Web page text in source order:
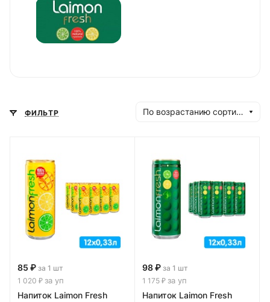
ФИЛЬТР По возрастанию сортировки
85 ₽ за 1 шт
1 020 ₽ за уп
Напиток Laimon Fresh
98 ₽ за 1 шт
1 175 ₽ за уп
Напиток Laimon Fresh